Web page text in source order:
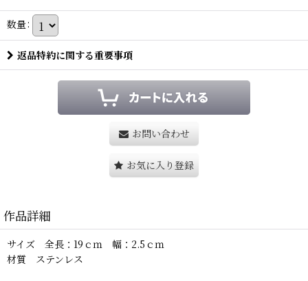
数量:
返品特約に関する重要事項
お問い合わせ
お気に入り登録
作品詳細
サイズ 全長：19ｃｍ 幅：2.5ｃｍ
材質 ステンレス